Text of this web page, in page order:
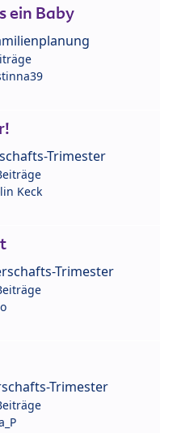
ein Baby
Trimester
Keck
Trimester
Trimester